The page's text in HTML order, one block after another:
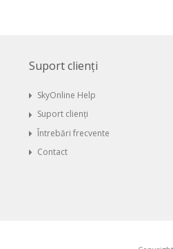
Suport clienți
SkyOnline Help
Suport clienți
Întrebări frecvente
Contact